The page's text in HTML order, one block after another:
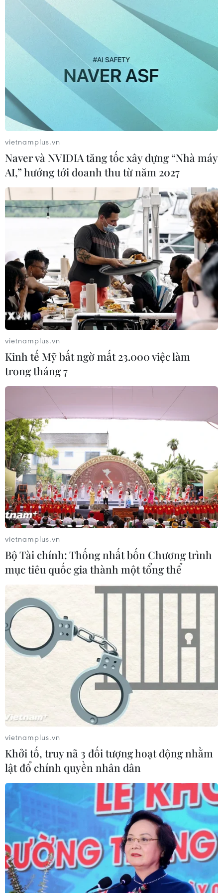
TIN CÙNG CHUYÊN MỤC
Cần Thơ thúc đẩy hợp tác du lịch với
đối tác Hàn Quốc
07/08/2026 12:46
vietnamplus.vn
Naver và NVIDIA tăng tốc xây dựng “Nhà máy
AI,” hướng tới doanh thu từ năm 2027
vietnamplus.vn
Kinh tế Mỹ bất ngờ mất 23.000 việc làm
trong tháng 7
vietnamplus.vn
Bộ Tài chính: Thống nhất bốn Chương trình
mục tiêu quốc gia thành một tổng thể
vietnamplus.vn
Khởi tố, truy nã 3 đối tượng hoạt động nhằm
lật đổ chính quyền nhân dân